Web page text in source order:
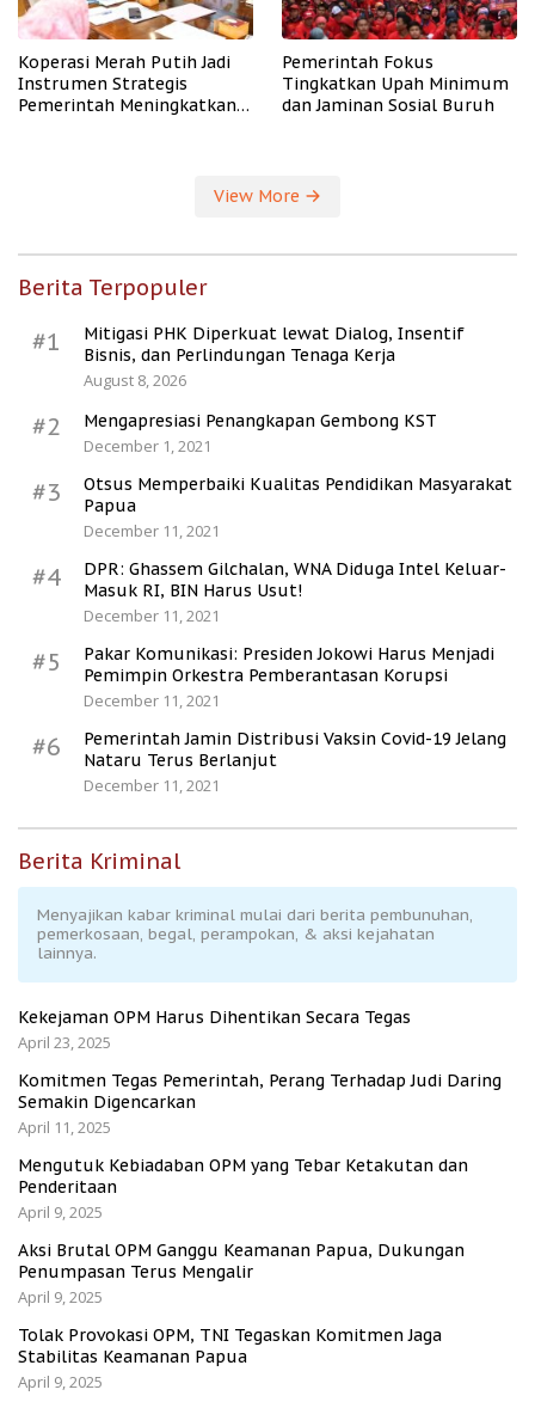
Koperasi Merah Putih Jadi
Instrumen Strategis
Pemerintah Meningkatkan
Pemerintah Fokus
Tingkatkan Upah Minimum
dan Jaminan Sosial Buruh
View More
Berita Terpopuler
#1
Mitigasi PHK Diperkuat lewat Dialog, Insentif
Bisnis, dan Perlindungan Tenaga Kerja
August 8, 2026
#2
Mengapresiasi Penangkapan Gembong KST
December 1, 2021
#3
Otsus Memperbaiki Kualitas Pendidikan Masyarakat
Papua
December 11, 2021
#4
DPR: Ghassem Gilchalan, WNA Diduga Intel Keluar-
Masuk RI, BIN Harus Usut!
December 11, 2021
#5
Pakar Komunikasi: Presiden Jokowi Harus Menjadi
Pemimpin Orkestra Pemberantasan Korupsi
December 11, 2021
#6
Pemerintah Jamin Distribusi Vaksin Covid-19 Jelang
Nataru Terus Berlanjut
December 11, 2021
Berita Kriminal
Menyajikan kabar kriminal mulai dari berita pembunuhan,
pemerkosaan, begal, perampokan, & aksi kejahatan
lainnya.
Kekejaman OPM Harus Dihentikan Secara Tegas
April 23, 2025
Komitmen Tegas Pemerintah, Perang Terhadap Judi Daring
Semakin Digencarkan
April 11, 2025
Mengutuk Kebiadaban OPM yang Tebar Ketakutan dan
Penderitaan
April 9, 2025
Aksi Brutal OPM Ganggu Keamanan Papua, Dukungan
Penumpasan Terus Mengalir
April 9, 2025
Tolak Provokasi OPM, TNI Tegaskan Komitmen Jaga
Stabilitas Keamanan Papua
April 9, 2025